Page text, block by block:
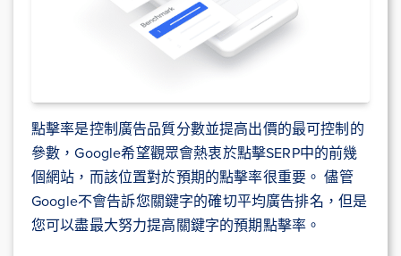
點擊率是控制廣告品質分數並提高出價的最可控制的
參數，Google希望觀眾會熱衷於點擊SERP中的前幾
個網站，而該位置對於預期的點擊率很重要。 儘管
Google不會告訴您關鍵字的確切平均廣告排名，但是
您可以盡最大努力提高關鍵字的預期點擊率。